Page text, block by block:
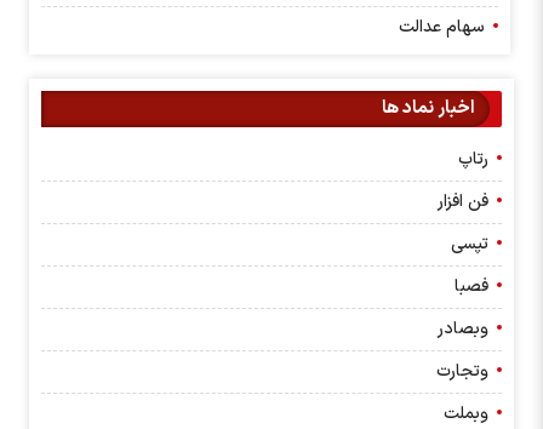
سهام عدالت
اخبار نماد ها
رتاپ
فن افزار
تپسی
فصبا
وبصادر
وتجارت
وبملت